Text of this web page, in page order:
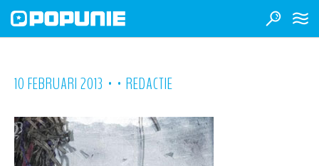
10 FEBRUARI 2013 • • REDACTIE